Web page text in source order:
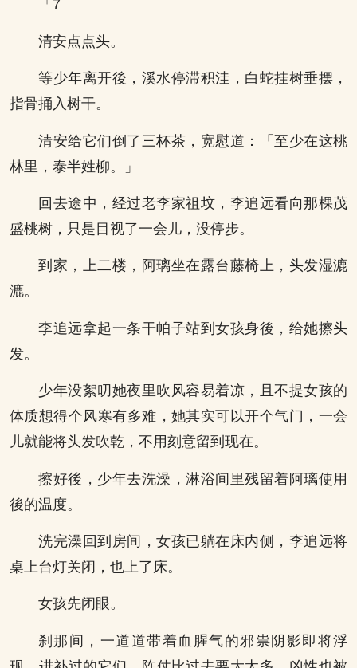
「7
清安点点头。
等少年离开後，溪水停滞积洼，白蛇挂树垂摆，
指骨捅入树干。
清安给它们倒了三杯茶，宽慰道：「至少在这桃
林里，泰半姓柳。」
回去途中，经过老李家祖坟，李追远看向那棵茂
盛桃树，只是目视了一会儿，没停步。
到家，上二楼，阿璃坐在露台藤椅上，头发湿漉
漉。
李追远拿起一条干帕子站到女孩身後，给她擦头
发。
少年没絮叨她夜里吹风容易着凉，且不提女孩的
体质想得个风寒有多难，她其实可以开个气门，一会
儿就能将头发吹乾，不用刻意留到现在。
擦好後，少年去洗澡，淋浴间里残留着阿璃使用
後的温度。
洗完澡回到房间，女孩已躺在床内侧，李追远将
桌上台灯关闭，也上了床。
女孩先闭眼。
刹那间，一道道带着血腥气的邪祟阴影即将浮